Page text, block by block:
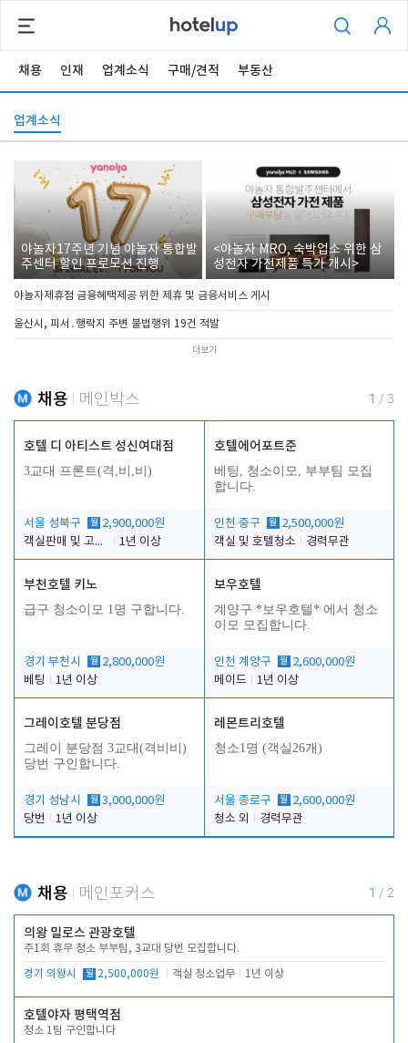
채용 인재 업계소식 구매/견적 부동산
업계소식
야놀자17주년 기념 야놀자 통합발
주센터 할인 프로모션 진행
<야놀자 MRO, 숙박업소 위한 삼
성전자 가전제품 특가 개시>
야놀자제휴점 금융혜택제공 위한 제휴 및 금융서비스 게시
울산시, 피서․행락지 주변 불법행위 19건 적발
더보기
채용 메인박스 1 / 3
호텔 디 아티스트 성신여대점
3교대 프론트(격,비,비)
서울 성북구 월 2,900,000원
객실판매 및 고객응대
1년 이상
호텔에어포트준
베팅, 청소이모, 부부팀 모집
합니다.
인천 중구 월 2,500,000원
객실 및 호텔청소
경력무관
부천호텔 키노
급구 청소이모 1명 구합니다.
경기 부천시 월 2,800,000원
베팅
1년 이상
보우호텔
계양구 *보우호텔* 에서 청소
이모 모집합니다.
인천 계양구 월 2,600,000원
메이드
1년 이상
그레이호텔 분당점
그레이 분당점 3교대(격비비)
당번 구인합니다.
경기 성남시 월 3,000,000원
당번
1년 이상
레몬트리호텔
청소1명 (객실26개)
서울 종로구 월 2,600,000원
청소 외
경력무관
채용 메인포커스 1 / 2
의왕 밀로스 관광호텔
주1회 휴무 청소 부부팀, 3교대 당번 모집합니다.
경기 의왕시 월 2,500,000원 객실 청소업무 1년 이상
호텔야자 평택역점
청소 1팀 구인합니다